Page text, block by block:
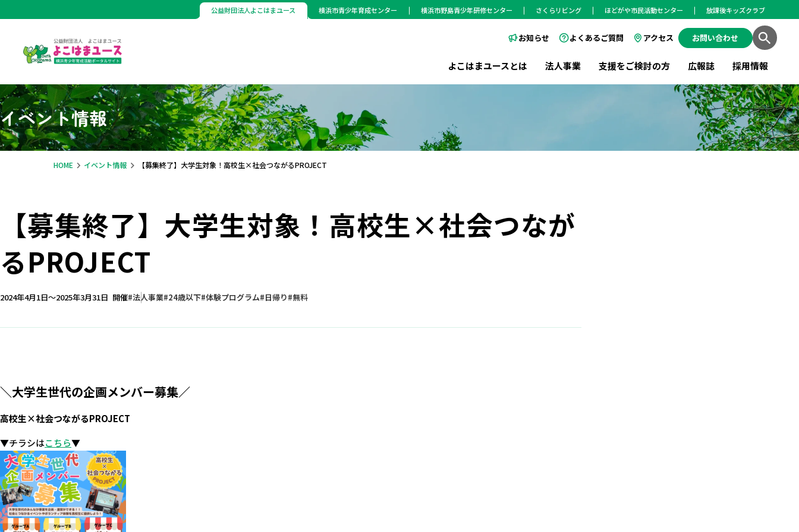
公益財団法人よこはまユース 横浜市青少年育成センター 横浜市野島青少年研修センター さくらリビング ほどがや市民活動センター 放課後キッズクラブ
お知らせ よくあるご質問 アクセス お問い合わせ
よこはまユースとは 法人事業 支援をご検討の方 広報誌 採用情報
イベント情報
HOME イベント情報 【募集終了】大学生対象！高校生×社会つながるPROJECT
【募集終了】大学生対象！高校生×社会つなが
るPROJECT
2024年4月1日～2025年3月31日 開催 法人事業 24歳以下 体験プログラム 日帰り 無料
＼大学生世代の企画メンバー募集／
高校生×社会つながるPROJECT
▼チラシはこちら▼